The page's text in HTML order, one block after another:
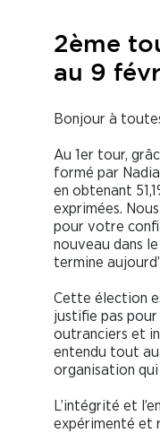
2ème
au 9
Bonjour à
Au 1er tour,
formé par
en obtenant
exprimées.
pour votre
nouveau dans
termine
Cette élection
justifie pas
outranciers et
entendu tout au
organisation
L’intégrité et
expérimenté et